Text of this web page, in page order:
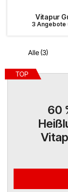
Shop
Vitapur
3 Angebote
Alle (3)
TOP
60